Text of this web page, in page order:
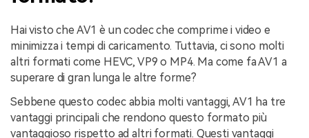
Hai visto che AV1 è un codec che comprime i video e
minimizza i tempi di caricamento. Tuttavia, ci sono molti
altri formati come HEVC, VP9 o MP4. Ma come fa AV1 a
superare di gran lunga le altre forme?
Sebbene questo codec abbia molti vantaggi, AV1 ha tre
vantaggi principali che rendono questo formato più
vantaggioso rispetto ad altri formati. Questi vantaggi